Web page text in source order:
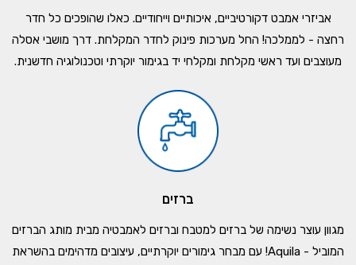
אביזרי אמבט דקורטיביים, איכותיים וייחודיים. כאלו שהופכים כל חדר
רחצה - לממלכה! החל מערכות פינוק לחדר המקלחת. דרך מושבי אסלה
מעוצבים ועד ראשי מקלחת ומקלחי יד בגימור יוקרתי וטכנולוגיה חדשנית.
ברזים
מגוון עוצר נשימה של ברזים למטבח וברזים לאמבטיה מבית מותג הברזים
המוביל - Aquila! עם מבחר גימורים יוקרתיים, עיצובים מדהימים בהשראת